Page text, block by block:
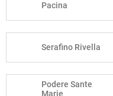
Pacina
Serafino Rivella
Podere Sante
Marie